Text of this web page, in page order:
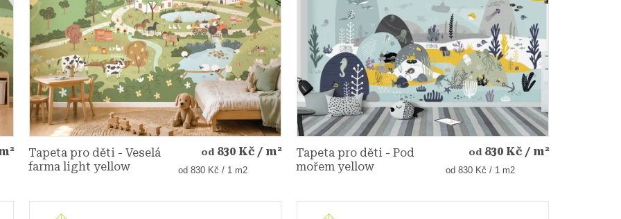
Tapeta pro děti - Veselá
farma light yellow
od 830 Kč / m²
Měrná
od 830 Kč / 1 m2
Tapeta pro děti - Pod
mořem yellow
od 830 Kč / m²
Měrná
od 830 Kč / 1 m2